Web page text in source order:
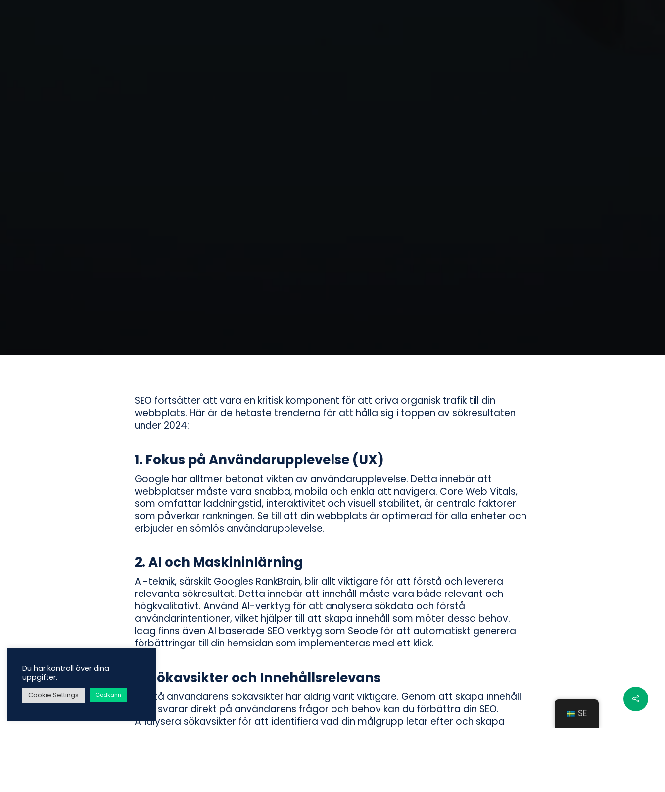
SEO fortsätter att vara en kritisk komponent för att driva organisk trafik till din
webbplats. Här är de hetaste trenderna för att hålla sig i toppen av sökresultaten
under 2024:
1. Fokus på Användarupplevelse (UX)
Google har alltmer betonat vikten av användarupplevelse. Detta innebär att
webbplatser måste vara snabba, mobila och enkla att navigera. Core Web Vitals,
som omfattar laddningstid, interaktivitet och visuell stabilitet, är centrala faktorer
som påverkar rankningen. Se till att din webbplats är optimerad för alla enheter och
erbjuder en sömlös användarupplevelse.
2.AI och Maskininlärning
AI-teknik, särskilt Googles RankBrain, blir allt viktigare för att förstå och leverera
relevanta sökresultat. Detta innebär att innehåll måste vara både relevant och
högkvalitativt. Använd AI-verktyg för att analysera sökdata och förstå
användarintentioner, vilket hjälper till att skapa innehåll som möter dessa behov.
Idag finns även AI baserade SEO verktyg som Seode för att automatiskt generera
förbättringar till din hemsidan som implementeras med ett klick.
Sökavsikter och Innehållsrelevans
Förstå användarens sökavsikter har aldrig varit viktigare. Genom att skapa innehåll
som svarar direkt på användarens frågor och behov kan du förbättra din SEO.
Analysera sökavsikter för att identifiera vad din målgrupp letar efter och skapa
Du har kontroll över dina
uppgifter.
Cookie Settings Godkänn
SE